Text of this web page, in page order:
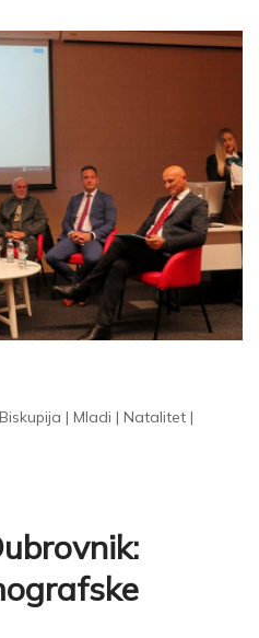
| Mladi | Natalitet |